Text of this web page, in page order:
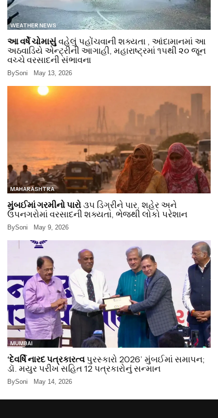
WEATHER NEWS
આ વર્ષે ચોમાસુંવહેલું પહોંચવાની શક્યતા , આંદામાનમાં આ
અઠવાડિયે એન્ટ્રીની આગાહી, મહારાષ્ટ્રમાં ૧૫થી ૨૦ જૂન
વચ્ચે વરસાદની સંભાવના
BySoni May 13, 2026
MAHARASHTRA
મુંબઈમાં ગરમીનો પારો૩૫ ડિગ્રીને પાર, શહેર અને
ઉપનગરોમાં વરસાદની શક્યતા, ભેજથી લોકો પરેશાન
BySoni May 9, 2026
MUMBAI
‘દેવર્ષિ નારદ પત્રકારત્વપુરસ્કારો 2026’ મુંબઈમાં સમાપન;
ડૉ. મયુર પરીખ સહિત 12 પત્રકારોનું સન્માન
BySoni May 14, 2026